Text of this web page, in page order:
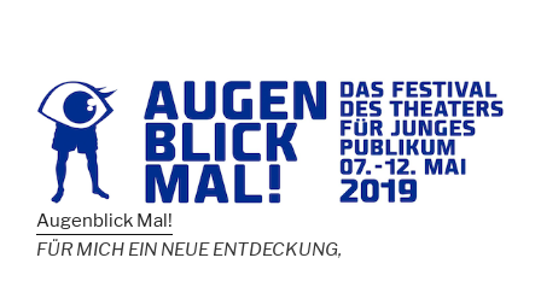
Augenblick Mal!
FÜR MICH EIN NEUE ENTDECKUNG,